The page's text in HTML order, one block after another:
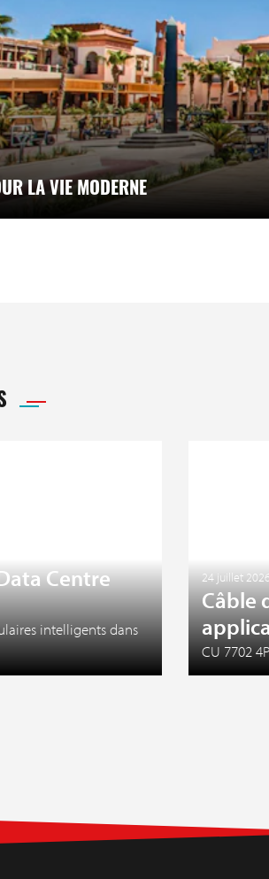
LA VIE MODERNE
Centre
intelligents dans
24 juillet 2026
Câble
CU 7702